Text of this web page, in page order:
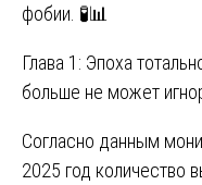
фобии. 🧪📊
Глава 1: Эпоха
больше не может
Согласно данным
2025 год количество